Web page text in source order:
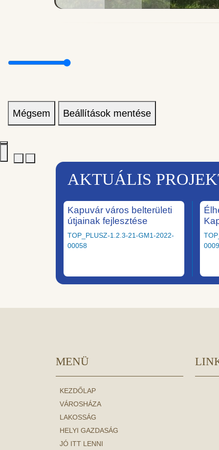
Mégsem Beállítások mentése
AKTUÁLIS
Kapuvár város belterületi
útjainak fejlesztése
TOP_PLUSZ-1.2.3-21-GM1-2022-
00058
MENÜ
KEZDŐLAP
VÁROSHÁZA
LAKOSSÁG
HELYI GAZDASÁG
JÓ ITT LENNI